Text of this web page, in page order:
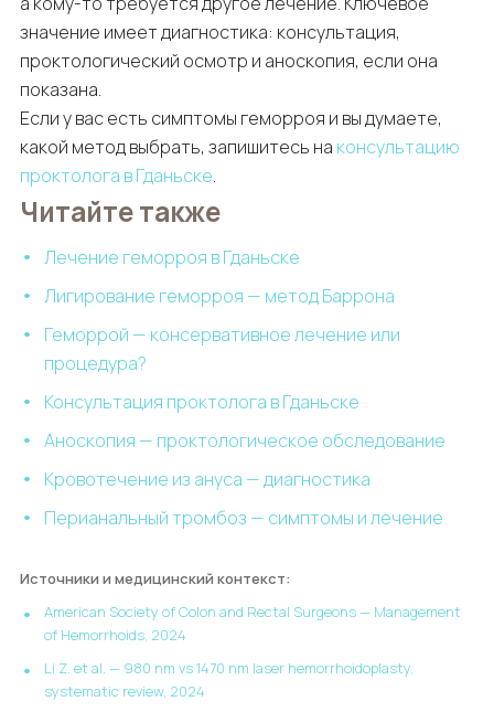
значение имеет диагностика: консультация,
проктологический осмотр и аноскопия, если она
показана.
Если у вас есть симптомы геморроя и вы думаете,
какой метод выбрать, запишитесь на консультацию
проктолога в Гданьске.
Читайте также
Лечение геморроя в Гданьске
Лигирование геморроя — метод Баррона
Геморрой — консервативное лечение или
процедура?
Консультация проктолога в Гданьске
Аноскопия — проктологическое обследование
Кровотечение из ануса — диагностика
Перианальный тромбоз — симптомы и лечение
Источники и медицинский контекст:
American Society of Colon and Rectal Surgeons — Management
of Hemorrhoids, 2024
Li Z. et al. — 980 nm vs 1470 nm laser hemorrhoidoplasty,
systematic review, 2024